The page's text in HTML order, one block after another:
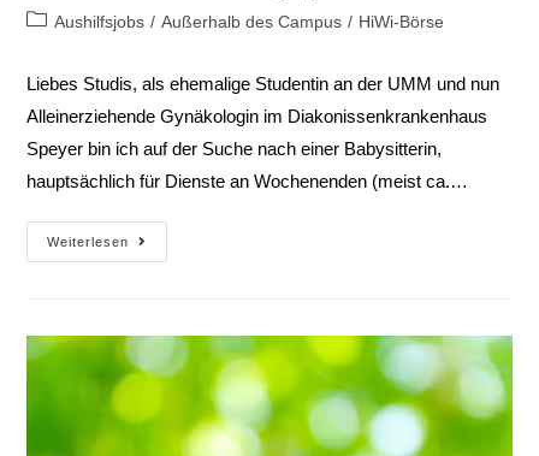
Aushilfsjobs / Außerhalb des Campus / HiWi-Börse
Liebes Studis, als ehemalige Studentin an der UMM und nun
Alleinerziehende Gynäkologin im Diakonissenkrankenhaus
Speyer bin ich auf der Suche nach einer Babysitterin,
hauptsächlich für Dienste an Wochenenden (meist ca.…
Weiterlesen